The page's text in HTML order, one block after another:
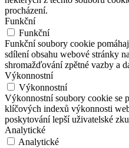
procházení.
Funkční
Funkční
Funkční soubory cookie
sdílení obsahu webové stránky
shromažďování zpětné vazby a
Výkonnostní
Výkonnostní
Výkonnostní soubory cookie se
klíčových indexů výkonnosti
poskytování lepší uživatelské
Analytické
Analytické